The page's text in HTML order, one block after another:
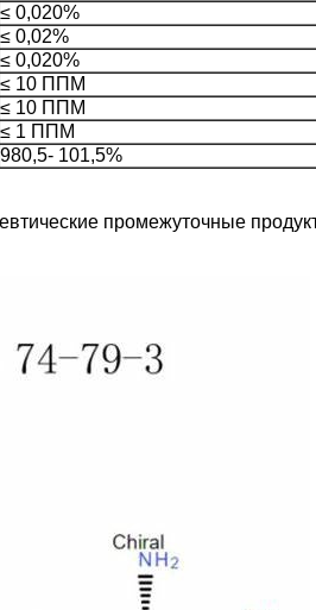
≤ 0,020%
≤ 0,02%
≤ 0,020%
≤ 10 ППМ
≤ 10 ППМ
≤ 1 ППМ
980,5- 101,5%
промежуточные